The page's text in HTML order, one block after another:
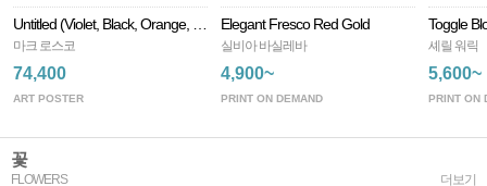
마크 로스코
74,400
ART POSTER
Elegant Fresco Red Gold
실비아 바실레바
4,900~
PRINT ON DEMAND
Toggle
셰릴 워릭
5,600~
PRINT ON
꽃
FLOWERS 더보기